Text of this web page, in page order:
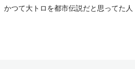
かつて大トロを都市伝説だと思ってた人